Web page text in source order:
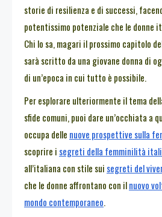
storie di resilienza e di successi,
potentissimo potenziale che le donne
Chi lo sa, magari il prossimo capitolo
sarà scritto da una giovane donna di
di un’epoca in cui tutto è possibile.
Per esplorare ulteriormente il tema
sfide comuni, puoi dare un’occhiata a
occupa delle nuove prospettive sulla
scoprire i segreti della femminilità
all’italiana con stile sui segreti del
che le donne affrontano con ilnuovo
mondo contemporaneo.